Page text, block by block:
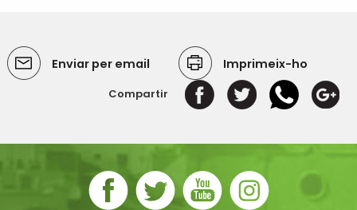
Enviar per email Imprimeix-ho
Compartir